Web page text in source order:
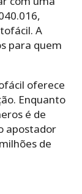
A
para quem
oferece
Enquanto
é de
apostador
de